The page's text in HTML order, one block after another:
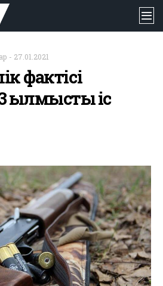
- 27.01.2021
фактісі
іс